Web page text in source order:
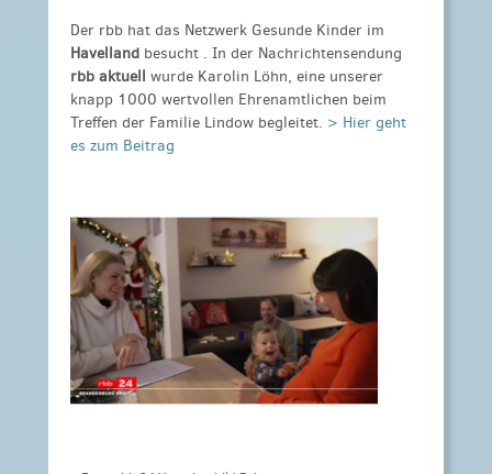
Der rbb hat das Netzwerk Gesunde Kinder im
Havelland besucht . In der Nachrichtensendung
rbb aktuell wurde Karolin Löhn, eine unserer
knapp 1000 wertvollen Ehrenamtlichen beim
Treffen der Familie Lindow begleitet. > Hier geht
es zum Beitrag